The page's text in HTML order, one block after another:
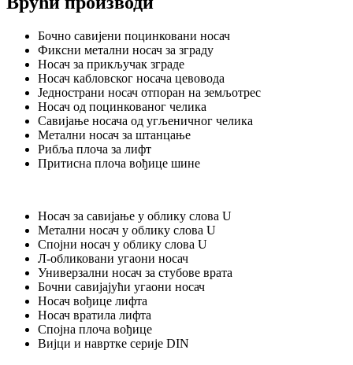
Бочно савијени поцинковани носач
Фиксни метални носач за зграду
Носач за прикључак зграде
Носач кабловског носача цевовода
Једнострани носач отпоран на земљотрес
Носач од поцинкованог челика
Савијање носача од угљеничног челика
Метални носач за штанцање
Рибља плоча за лифт
Притисна плоча вођице шине
Носач за савијање у облику слова U
Метални носач у облику слова U
Спојни носач у облику слова U
Л-обликовани угаони носач
Универзални носач за стубове врата
Бочни савијајући угаони носач
Носач вођице лифта
Носач вратила лифта
Спојна плоча вођице
Вијци и навртке серије DIN